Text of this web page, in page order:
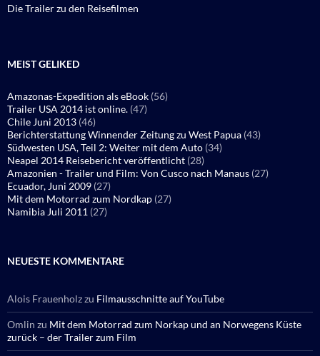
Die Trailer zu den Reisefilmen
MEIST GELIKED
Amazonas-Expedition als eBook (56)
Trailer USA 2014 ist online. (47)
Chile Juni 2013 (46)
Berichterstattung Winnender Zeitung zu West Papua (43)
Südwesten USA, Teil 2: Weiter mit dem Auto (34)
Neapel 2014 Reisebericht veröffentlicht (28)
Amazonien - Trailer und Film: Von Cusco nach Manaus (27)
Ecuador, Juni 2009 (27)
Mit dem Motorrad zum Nordkap (27)
Namibia Juli 2011 (27)
NEUESTE KOMMENTARE
Alois Frauenholzzu Filmausschnitte auf YouTube
Omlin zu Mit dem Motorrad zum Norkap und an Norwegens Küste
zurück – der Trailer zum Film